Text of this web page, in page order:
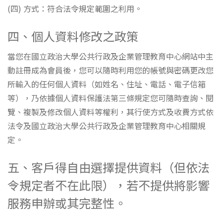
(四) 方式：符合法令規定範圍之利用。
四、個人資料修改之政策
當您在國立政治大學公共行政及企業管理教育中心網站中主
動註冊成為會員後，您可以隨時利用您的帳號與密碼更改您
所輸入的任何個人資料（如姓名、住址、電話、電子信箱
等），乃依據個人資料保護法第三條規定您可隨時查詢、閱
覽、複製及修改個人資料等權利，其行使方式及收費方式依
法令及國立政治大學公共行政及企業管理教育中心相關規
定。
五、客戶得自由選擇提供資料（但依法
令規定者不在此限），若不提供將影響
服務申辦或其完整性。